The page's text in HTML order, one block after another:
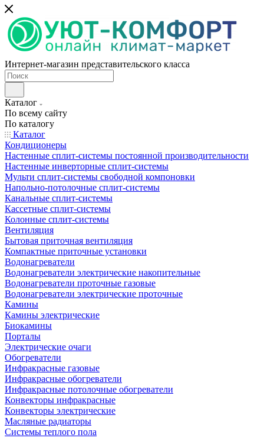
Интернет-магазин представительского класса
Каталог
По всему сайту
По каталогу
Каталог
Кондиционеры
Настенные сплит-системы постоянной производительности
Настенные инверторные сплит-системы
Мульти сплит-системы свободной компоновки
Напольно-потолочные сплит-системы
Канальные сплит-системы
Кассетные сплит-системы
Колонные сплит-системы
Вентиляция
Бытовая приточная вентиляция
Компактные приточные установки
Водонагреватели
Водонагреватели электрические накопительные
Водонагреватели проточные газовые
Водонагреватели электрические проточные
Камины
Камины электрические
Биокамины
Порталы
Электрические очаги
Обогреватели
Инфракрасные газовые
Инфракрасные обогреватели
Инфракрасные потолочные обогреватели
Конвекторы инфракрасные
Конвекторы электрические
Масляные радиаторы
Системы теплого пола